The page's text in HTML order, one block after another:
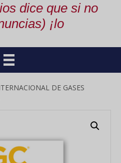
dice que si no
¡lo
DE GASES